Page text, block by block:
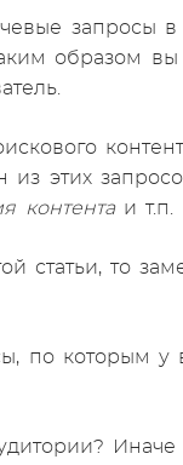
запросы в
образом вы
из этих
контентаи т.п.
статьи, то
по которым у
Иначе